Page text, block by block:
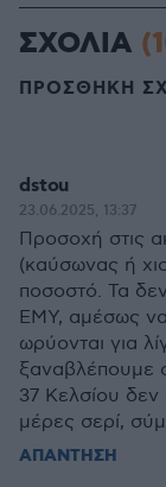
ΣΧΟΛΙΑ
ΠΡΟΣΘΗΚΗ
dstou
23.06.2025, 13:37
Προσοχή στις
(καύσωνας ή
ποσοστό. Τα δεν
ΕΜΥ, αμέσως
ωρύονται για
ξαναβλέπουμε
37 Κελσίου δεν
μέρες σερί,
ΑΠΑΝΤΗΣΗ